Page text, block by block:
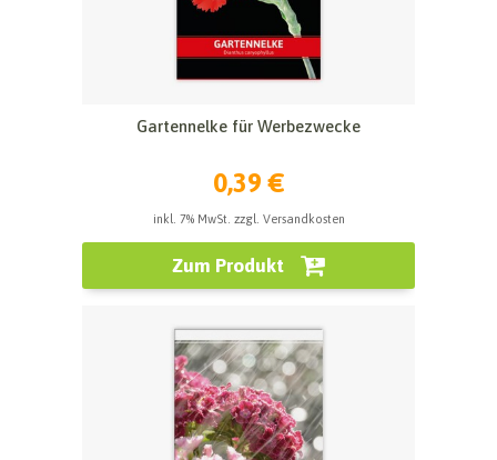
Gartennelke für Werbezwecke
0,39 €
inkl. 7% MwSt. zzgl. Versandkosten
Zum Produkt